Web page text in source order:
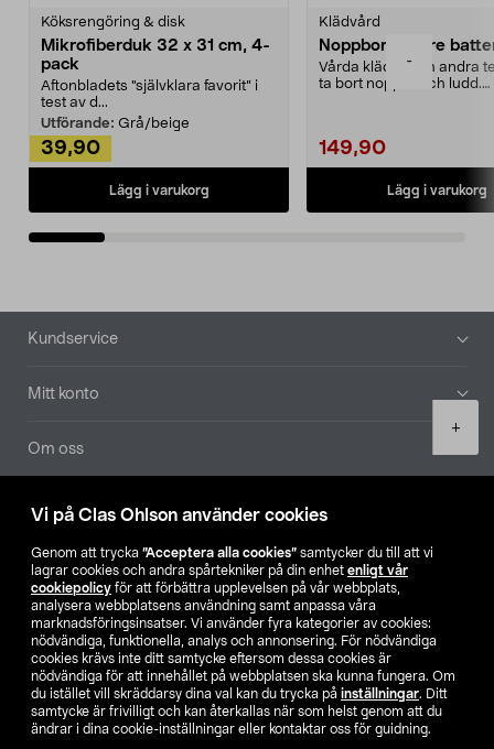
Vi på Clas Ohlson använder cookies
Genom att trycka ”Acceptera alla cookies” samtycker du till att vi
lagrar cookies och andra spårtekniker på din enhet enligt vår
cookiepolicy för att förbättra upplevelsen på vår webbplats,
analysera webbplatsens användning samt anpassa våra
marknadsföringsinsatser. Vi använder fyra kategorier av cookies:
nödvändiga, funktionella, analys och annonsering. För nödvändiga
cookies krävs inte ditt samtycke eftersom dessa cookies är
nödvändiga för att innehållet på webbplatsen ska kunna fungera. Om
du istället vill skräddarsy dina val kan du trycka på inställningar. Ditt
samtycke är frivilligt och kan återkallas när som helst genom att du
ändrar i dina cookie-inställningar eller kontaktar oss för guidning.
-
+
Köksrengöring & disk
Mikrofiberduk 32 x 31 cm, 4-
pack
Aftonbladets "självklara favorit” i
test av d...
Utförande: Grå/beige
39,90
Lägg i varukorg
Klädvård
Noppborttagare
Vårda kläder och andra
ta bort noppor och ludd.
149,90
Lägg i varukorg
Sidfot
Kundservice
Mitt konto
Om oss
Aktuellt
Våra bolag
Hitta butik
SE NO FI